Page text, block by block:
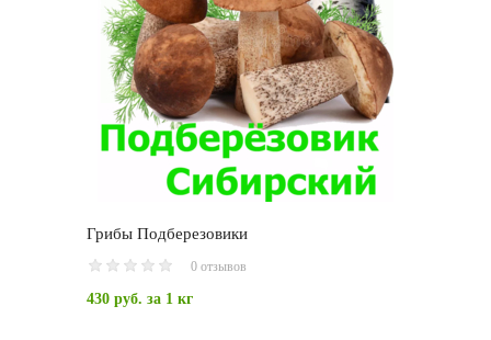
Грибы Подберезовики
0 отзывов
430 руб. за 1 кг